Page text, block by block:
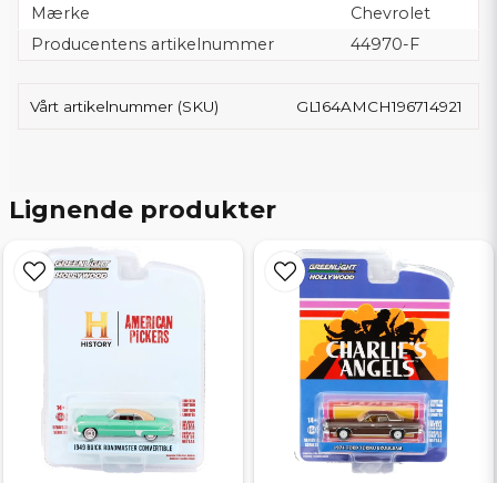
Mærke
Chevrolet
Producentens artikelnummer
44970-F
Vårt artikelnummer (SKU) GL164AMCH196714921
Lignende produkter